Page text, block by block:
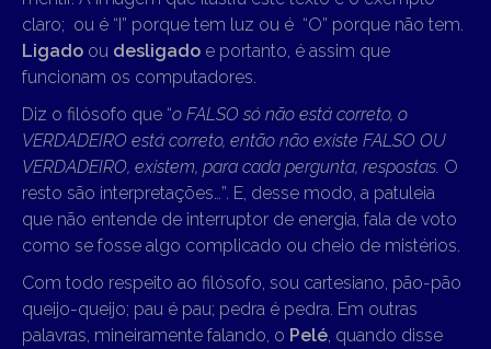
claro; ou é “I” porque tem luz ou é “O” porque não tem.
Ligado ou desligado e portanto, é assim que
funcionam os computadores.
Diz o filósofo que “o FALSO só não está correto, o
VERDADEIRO está correto, então não existe FALSO OU
VERDADEIRO, existem, para cada pergunta, respostas. O
resto são interpretações…”. E, desse modo, a patuleia
que não entende de interruptor de energia, fala de voto
como se fosse algo complicado ou cheio de mistérios.
Com todo respeito ao filósofo, sou cartesiano, pão-pão
queijo-queijo; pau é pau; pedra é pedra. Em outras
palavras, mineiramente falando, o Pelé, quando disse